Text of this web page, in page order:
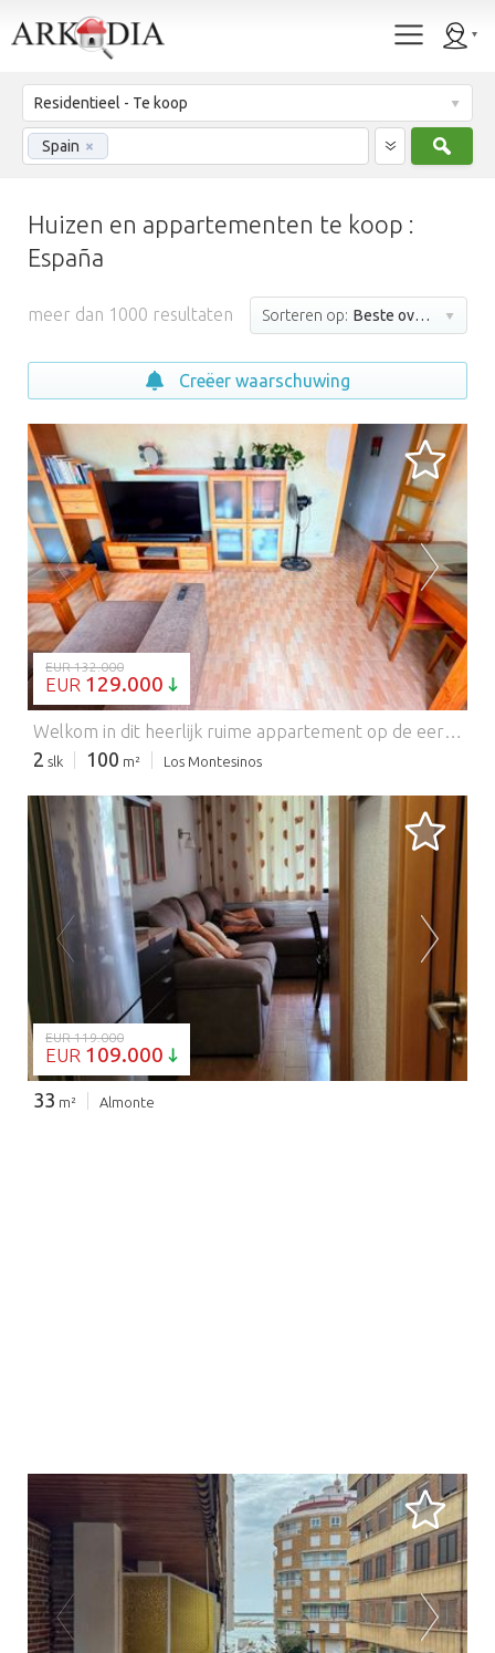
Residentieel - Te koop
Spain ×
Huizen en appartementen te koop :
España
meer dan 1000 resultaten Sorteren op: Beste overeenkomst
Creëer waarschuwing
BEZIG MET LADEN...
EUR 132.000
EUR 129.000
Welkom in dit heerlijk ruime appartement op de eerste verdieping in het charmante stadje Los Montesinos – een woning die u direct uitnodigt om tot rust te komen, te ontspannen en te genieten van de mediterrane levensstijl waar u altijd al van gedroomd heeft. Bij binnenkomst wordt u direct overweldigd door een indrukwekkend gevoel van ruimte en licht in het royale interieur van 100 m². Het appartement is ontworpen voor comfortabel dagelijks leven en biedt lichte en luchtige kamers die vanaf het eerste moment een warme en uitnodigende sfeer creëren. Of u nu op zoek bent naar een permanente woning, een vakantiehuis of een investeringsmogelijkheid, deze woning combineert moeiteloos comfort, functionaliteit en stijl. De uitnodigende woonkamer is de perfecte plek om te ontspannen of gasten te ontvangen, compleet met airconditioning voor comfort het hele jaar door. Bovendien is de woning al voorzien van voorgeïnstalleerde luchtkanalen, waardoor toekomstige geïntegreerde airconditioning eenvoudig kan worden geïnstalleerd. Hoogwaardige afwerkingen door het hele appartement geven de woning een moderne en elegante uitstraling. Een van de meest opvallende kenmerken is de uitzonderlijk grote, aparte keuken met een overvloed aan werkruimte en opbergmogelijkheden – ideaal voor iedereen die graag kookt, gasten ontvangt of simpelweg geniet van de luxe van een ruime, aparte keuken. Vanuit hier heeft u ook direct toegang tot een extra privéterras, dat nog meer buitenruimte en functionaliteit biedt, perfect voor de was, opslag of om uw eigen rustige hoekje te creëren om van de frisse lucht te genieten. Het appartement beschikt verder over twee royale slaapkamers, beide ontworpen om een ​​vredig en comfortabel toevluchtsoord te bieden, en een stijlvolle badkamer met een moderne inloopdouche. Elk detail van de woning is zorgvuldig ontworpen om een ​​ontspannen en zorgeloze levensstijl te creëren. Stap naar buiten op het fantastische privéterras van meer dan 12 m² en stel u voor hoe u geniet van zonnige ontbijten, uitgebreide lunches of ontspannen avonden met familie en vrienden, terwijl u geniet van het heerlijke klimaat van de Costa Blanca. Deze ruime buitenruimte vergroot de leefruimte van de woning aanzienlijk en is perfect om het hele jaar door van het buitenleven te genieten. Het appartement wordt volledig gemeubileerd en inclusief keukenapparatuur verkocht en is dus direct klaar voor gebruik – u hoeft alleen uw koffer mee te nemen en de Spaanse droom te beleven. Ideaal gelegen in het populaire stadje Los Montesinos, vindt u lokale winkels, cafés, restaurants en alle dagelijkse voorzieningen op loopafstand. De prachtige stranden, golfbanen en kustattracties van de Costa Blanca liggen op slechts een korte autorit afstand. Dit is meer dan zomaar een appartement — het is een licht, ruim en gastvrij huis waar u optimaal kunt genieten van de ontspannen mediterrane levensstijl.
2 slk 100 m² Los Montesinos
BEZIG MET LADEN...
EUR 119.000
EUR 109.000
33 m² Almonte
BEZIG MET LADEN...